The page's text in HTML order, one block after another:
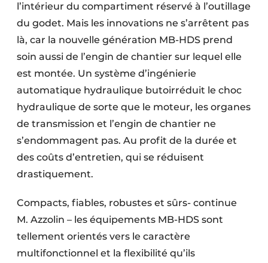
l’intérieur du compartiment réservé à l’outillage
du godet. Mais les innovations ne s’arrêtent pas
là, car la nouvelle génération MB-HDS prend
soin aussi de l’engin de chantier sur lequel elle
est montée. Un système d’ingénierie
automatique hydraulique butoirréduit le choc
hydraulique de sorte que le moteur, les organes
de transmission et l’engin de chantier ne
s’endommagent pas. Au profit de la durée et
des coûts d’entretien, qui se réduisent
drastiquement.
Compacts, fiables, robustes et sûrs- continue
M. Azzolin – les équipements MB-HDS sont
tellement orientés vers le caractère
multifonctionnel et la flexibilité qu’ils